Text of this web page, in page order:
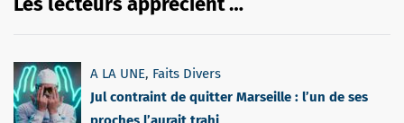
A LA UNE, Faits Divers
Jul contraint de quitter Marseille : l’un de ses